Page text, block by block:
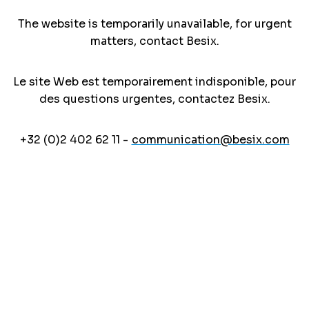
The website is temporarily unavailable, for urgent
matters, contact Besix.
Le site Web est temporairement indisponible, pour
des questions urgentes, contactez Besix.
+32 (0)2 402 62 11 - communication@besix.com